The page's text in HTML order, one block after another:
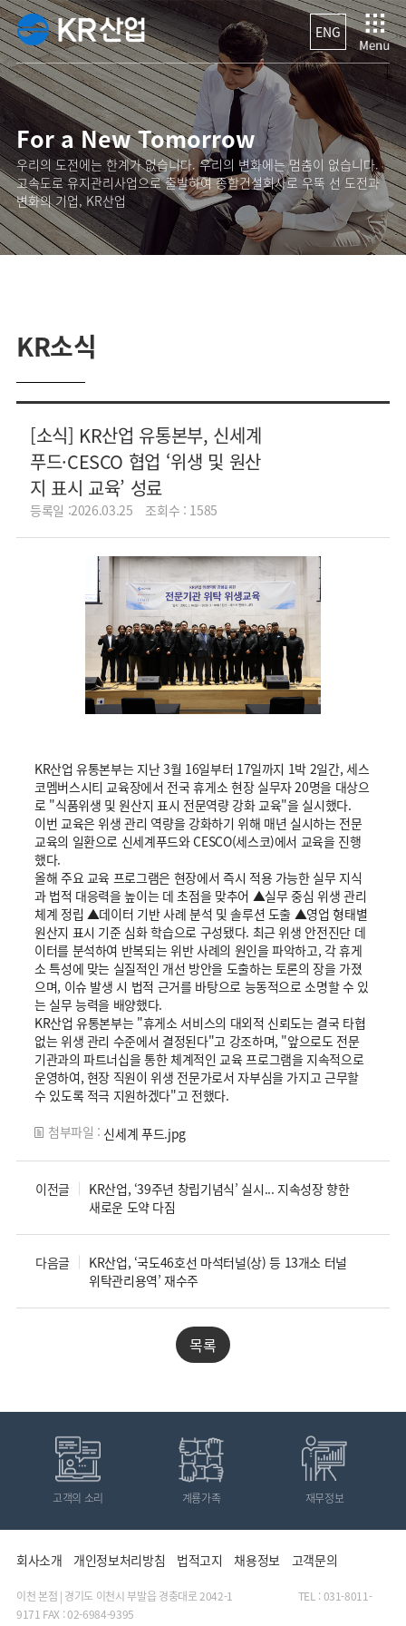
ENG
For a New Tomorrow
우리의 도전에는 한계가 없습니다. 우리의 변화에는 멈춤이 없습니다.
고속도로 유지관리사업으로 출발하여 종합건설회사로 우뚝 선 도전과
변화의 기업, KR산업
KR소식
[소식] KR산업 유통본부, 신세계
푸드·CESCO 협업 ‘위생 및 원산
지 표시 교육’ 성료
등록일 :2026.03.25 조회수 : 1585
KR산업 유통본부는 지난 3월 16일부터 17일까지 1박 2일간, 세스
코멤버스시티 교육장에서 전국 휴게소 현장 실무자 20명을 대상으
로 "식품위생 및 원산지 표시 전문역량 강화 교육"을 실시했다.
이번 교육은 위생 관리 역량을 강화하기 위해 매년 실시하는 전문
교육의 일환으로 신세계푸드와 CESCO(세스코)에서 교육을 진행
했다.
올해 주요 교육 프로그램은 현장에서 즉시 적용 가능한 실무 지식
과 법적 대응력을 높이는 데 초점을 맞추어 ▲실무 중심 위생 관리
체계 정립 ▲데이터 기반 사례 분석 및 솔루션 도출 ▲영업 형태별
원산지 표시 기준 심화 학습으로 구성됐다. 최근 위생 안전진단 데
이터를 분석하여 반복되는 위반 사례의 원인을 파악하고, 각 휴게
소 특성에 맞는 실질적인 개선 방안을 도출하는 토론의 장을 가졌
으며, 이슈 발생 시 법적 근거를 바탕으로 능동적으로 소명할 수 있
는 실무 능력을 배양했다.
KR산업 유통본부는 "휴게소 서비스의 대외적 신뢰도는 결국 타협
없는 위생 관리 수준에서 결정된다"고 강조하며, "앞으로도 전문
기관과의 파트너십을 통한 체계적인 교육 프로그램을 지속적으로
운영하여, 현장 직원이 위생 전문가로서 자부심을 가지고 근무할
수 있도록 적극 지원하겠다"고 전했다.
첨부파일 : 신세계 푸드.jpg
이전글
KR산업, ‘39주년 창립기념식’ 실시... 지속성장 향한
새로운 도약 다짐
다음글
KR산업, ‘국도46호선 마석터널(상) 등 13개소 터널
위탁관리용역’ 재수주
목록
고객의 소리 계룡가족 재무정보
회사소개 개인정보처리방침 법적고지 채용정보 고객문의
이천 본점 | 경기도 이천시 부발읍 경충대로 2042-1 TEL : 031-8011-
9171 FAX : 02-6984-9395